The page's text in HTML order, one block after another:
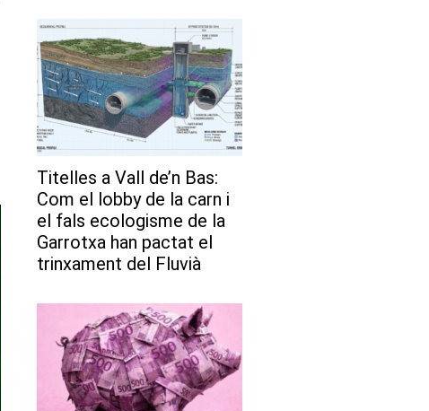
Titelles a Vall de’n Bas:
Com el lobby de la carn i
el fals ecologisme de la
Garrotxa han pactat el
trinxament del Fluvià